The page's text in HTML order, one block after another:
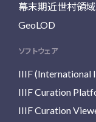
幕末期近世村領域
GeoLOD
ソフトウェア
IIIF (International
IIIF Curation
IIIF Curation